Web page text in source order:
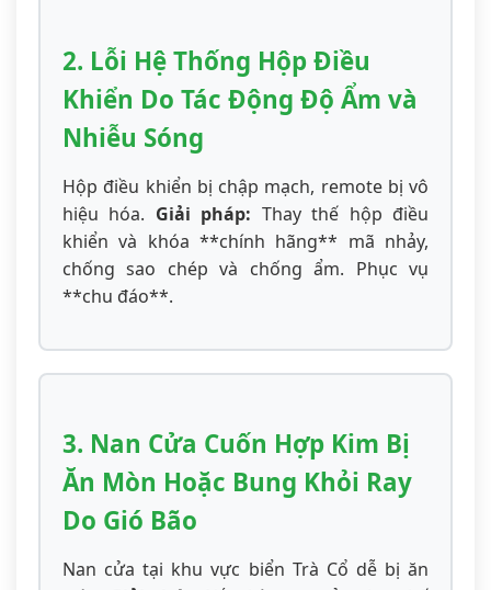
2. Lỗi Hệ Thống Hộp Điều
Khiển Do Tác Động Độ Ẩm và
Nhiễu Sóng
Hộp điều khiển bị chập mạch, remote bị vô
hiệu hóa. Giải pháp: Thay thế hộp điều
khiển và khóa **chính hãng** mã nhảy,
chống sao chép và chống ẩm. Phục vụ
**chu đáo**.
3. Nan Cửa Cuốn Hợp Kim Bị
Ăn Mòn Hoặc Bung Khỏi Ray
Do Gió Bão
Nan cửa tại khu vực biển Trà Cổ dễ bị ăn